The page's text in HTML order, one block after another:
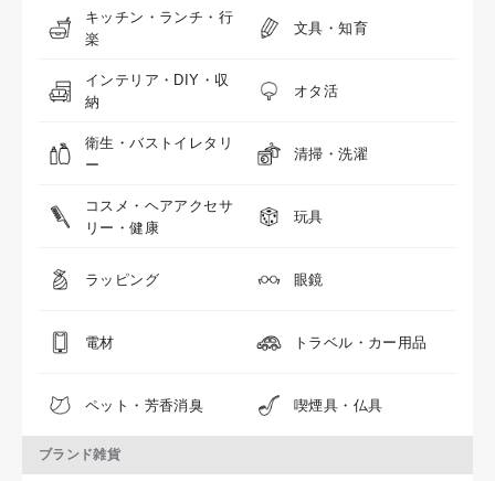
キッチン・ランチ・行
楽
文具・知育
インテリア・DIY・収
納
オタ活
衛生・バストイレタリ
ー
清掃・洗濯
コスメ・ヘアアクセサ
リー・健康
玩具
ラッピング 眼鏡
電材 トラベル・カー用品
ペット・芳香消臭 喫煙具・仏具
ブランド雑貨